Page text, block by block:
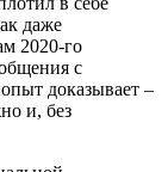
даже
2020-го
с
доказывает –
и, без